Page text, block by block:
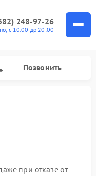
248-97-26
с 10:00 до 20:00
Позвонить
при отказе от